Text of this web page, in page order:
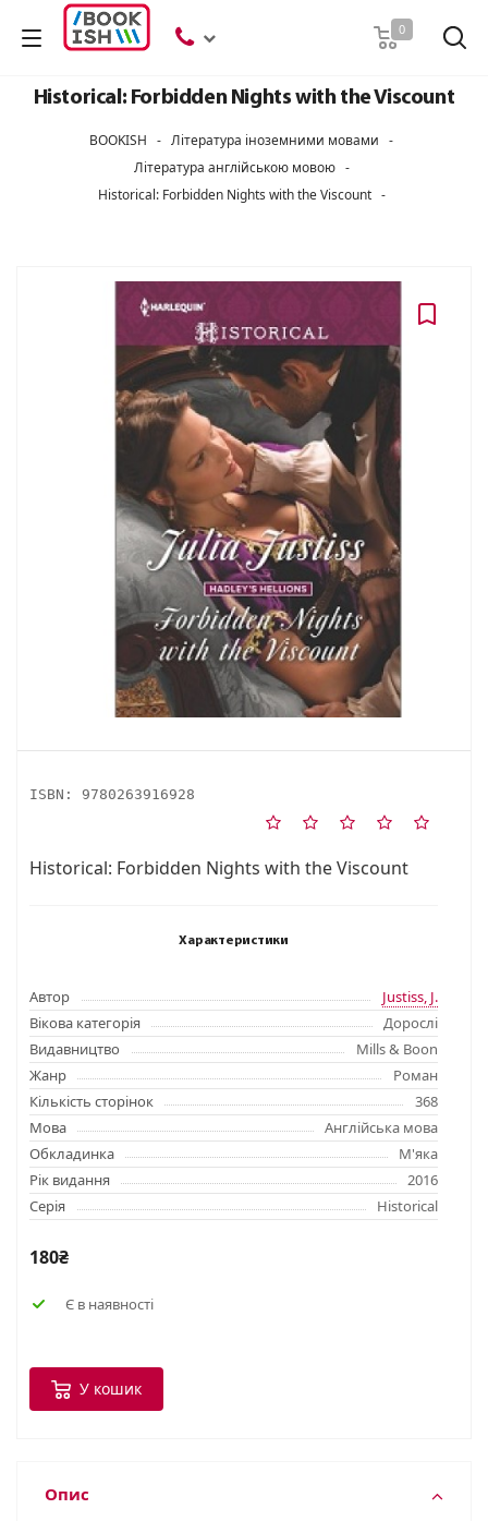
0
Historical: Forbidden Nights with the Viscount
BOOKISH - Література іноземними мовами -
Література англійською мовою -
Historical: Forbidden Nights with the Viscount -
ISBN: 9780263916928
Historical: Forbidden Nights with the Viscount
Характеристики
Автор
Justiss, J.
Вікова категорія
Дорослі
Видавництво
Mills & Boon
Жанр
Роман
Кількість сторінок
368
Мова
Англійська мова
Обкладинка
М'яка
Рік видання
2016
Серія
Historical
180₴
Є в наявності
У кошик
Опис